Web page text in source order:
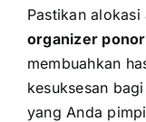
Pastikan alokasi
organizer
membuahkan
kesuksesan
yang Anda